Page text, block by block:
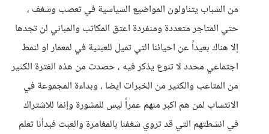
من الشباب يتناولون المواضيع السياسية في تعصب وشغف ،
حتي المتاجر متعددة ومنفردة اعتق المكاتب والمباني لن تجدها
إلا هناك بعيداً عن احيائنا التي تميل للعبثية في لمعمار او لنمط
اجتماعي محدد لا تنوع يذكر فيه ، حصدت من هذه الفترة الكثير
من المتاعب والكثير من الخبرات ايضا ، وبداءة المجموعة في
الانتساب لمن هم اكبر منهم عمراً ليس للمشورة وإنما للاشتراك
في انشطتهم التي قد تروي شغفنا بالمغامرة والعبث فبدأنا تعلم